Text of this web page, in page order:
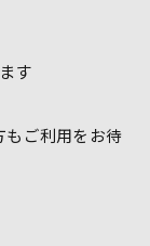
す
もご利用をお待